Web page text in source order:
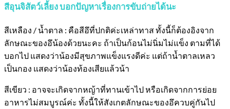
สีอุนจิสัตว์เลี้ยง บอกปัญหาเรื่องการขับถ่ายได้นะ
สีเหลือง / น้ำตาล : คือสีอึที่ปกติค่ะเหล่าทาส ทั้งนี้ก็ต้องอิงจาก
ลักษณะของอึน้องด้วยนะคะ ถ้าเป็นก้อนไม่นิ่มไม่แข็ง ตามที่ได้
บอกไป แสดงว่าน้องมีสุขภาพแข็งแรงดีค่ะ แต่ถ้าน้ำตาลเหลว
เป็นกอง แสดงว่าน้องท้องเสียแล้วน้า
สีเขียว : อาจจะเกิดจากหญ้าที่ทานเข้าไป หรือเกิดจากการย่อย
อาหารไม่สมบูรณ์ค่ะ ทั้งนี้ให้สังเกตลักษณะของอึควบคู่กันไป